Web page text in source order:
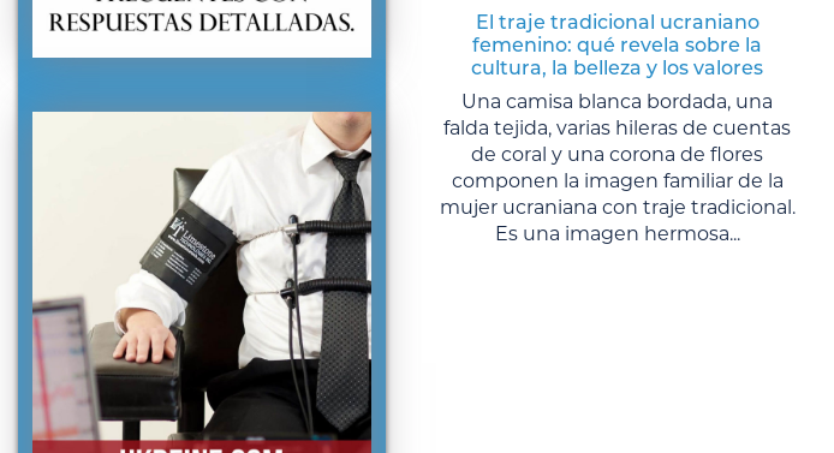
El traje tradicional ucraniano
femenino: qué revela sobre la
cultura, la belleza y los valores
Una camisa blanca bordada, una
falda tejida, varias hileras de cuentas
de coral y una corona de flores
componen la imagen familiar de la
mujer ucraniana con traje tradicional.
Es una imagen hermosa...